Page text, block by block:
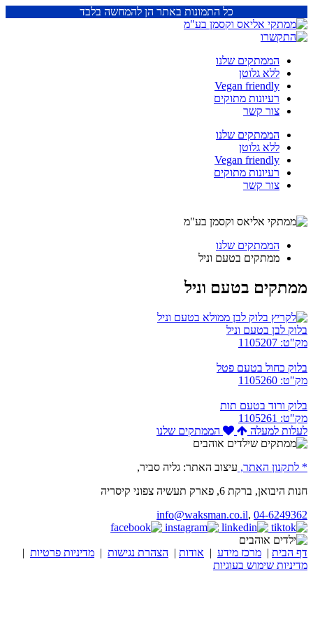
כל התמונות באתר הן להמחשה בלבד
הממתקים שלנו
ללא גלוטן
Vegan friendly
רעיונות מתוקים
צור קשר
הממתקים שלנו
ללא גלוטן
Vegan friendly
רעיונות מתוקים
צור קשר
הממתקים שלנו
ממתקים בטעם וניל
ממתקים בטעם וניל
בלוק לבן בטעם וניל
מק"ט: 1105207
בלוק כחול בטעם פטל
מק"ט: 1105260
בלוק ורוד בטעם תות
מק"ט: 1105261
לעלות למעלה
הממתקים שלנו
* לתקנון האתר, עיצוב האתר: גליה סביר,
חנות היבואן, ברקת 6, פארק תעשיה צפוני קיסריה
info@waksman.co.il, 04-6249362
דף הבית | מרכז מידע | אודות | הצהרת נגישות | מדיניות פרטיות |
מדיניות שימוש בעוגיות